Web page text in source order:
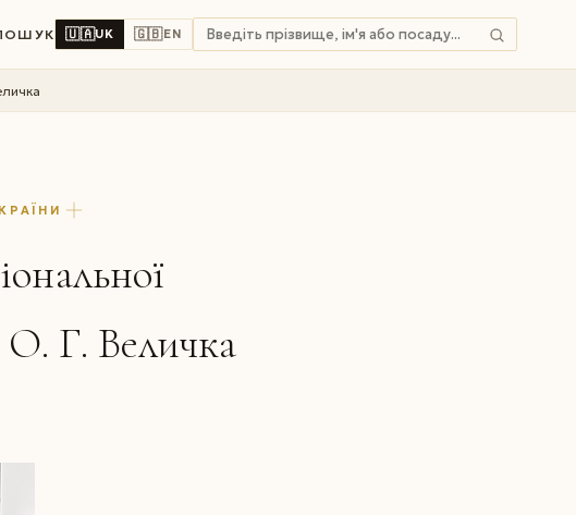
🇺🇦UK 🇬🇧EN
О. Г. Величка